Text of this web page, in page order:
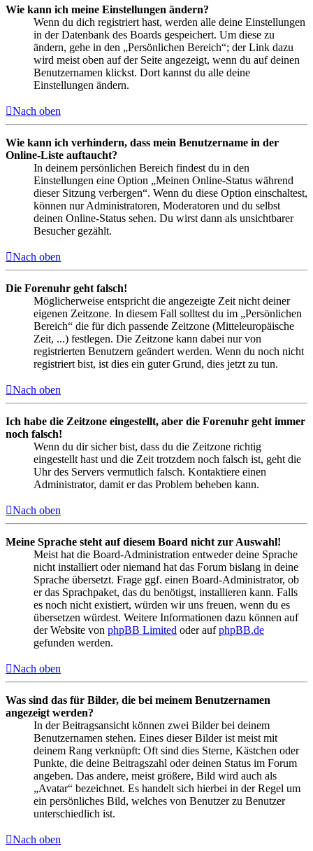
Wie kann ich meine Einstellungen ändern?
Wenn du dich registriert hast, werden alle deine Einstellungen
in der Datenbank des Boards gespeichert. Um diese zu
ändern, gehe in den „Persönlichen Bereich“; der Link dazu
wird meist oben auf der Seite angezeigt, wenn du auf deinen
Benutzernamen klickst. Dort kannst du alle deine
Einstellungen ändern.
Nach oben
Wie kann ich verhindern, dass mein Benutzername in der
Online-Liste auftaucht?
In deinem persönlichen Bereich findest du in den
Einstellungen eine Option „Meinen Online-Status während
dieser Sitzung verbergen“. Wenn du diese Option einschaltest,
können nur Administratoren, Moderatoren und du selbst
deinen Online-Status sehen. Du wirst dann als unsichtbarer
Besucher gezählt.
Nach oben
Die Forenuhr geht falsch!
Möglicherweise entspricht die angezeigte Zeit nicht deiner
eigenen Zeitzone. In diesem Fall solltest du im „Persönlichen
Bereich“ die für dich passende Zeitzone (Mitteleuropäische
Zeit, ...) festlegen. Die Zeitzone kann dabei nur von
registrierten Benutzern geändert werden. Wenn du noch nicht
registriert bist, ist dies ein guter Grund, dies jetzt zu tun.
Nach oben
Ich habe die Zeitzone eingestellt, aber die Forenuhr geht immer
noch falsch!
Wenn du dir sicher bist, dass du die Zeitzone richtig
eingestellt hast und die Zeit trotzdem noch falsch ist, geht die
Uhr des Servers vermutlich falsch. Kontaktiere einen
Administrator, damit er das Problem beheben kann.
Nach oben
Meine Sprache steht auf diesem Board nicht zur Auswahl!
Meist hat die Board-Administration entweder deine Sprache
nicht installiert oder niemand hat das Forum bislang in deine
Sprache übersetzt. Frage ggf. einen Board-Administrator, ob
er das Sprachpaket, das du benötigst, installieren kann. Falls
es noch nicht existiert, würden wir uns freuen, wenn du es
übersetzen würdest. Weitere Informationen dazu können auf
der Website von phpBB Limited oder aufphpBB.de
gefunden werden.
Nach oben
Was sind das für Bilder, die bei meinem Benutzernamen
angezeigt werden?
In der Beitragsansicht können zwei Bilder bei deinem
Benutzernamen stehen. Eines dieser Bilder ist meist mit
deinem Rang verknüpft: Oft sind dies Sterne, Kästchen oder
Punkte, die deine Beitragszahl oder deinen Status im Forum
angeben. Das andere, meist größere, Bild wird auch als
„Avatar“ bezeichnet. Es handelt sich hierbei in der Regel um
ein persönliches Bild, welches von Benutzer zu Benutzer
unterschiedlich ist.
Nach oben